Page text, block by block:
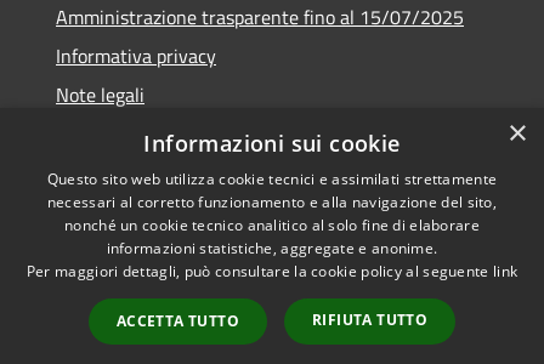
Amministrazione trasparente fino al 15/07/2025
Informativa privacy
Note legali
Dichiarazione di accessibilità
Accessibilità
Copyright © 2026 • Comune di
Bellusco • Powered by
Municipium•
Accesso
redazione
×
Informazioni sui cookie
Questo sito web utilizza cookie tecnici e assimilati strettamente
necessari al corretto funzionamento e alla navigazione del sito,
nonché un cookie tecnico analitico al solo fine di elaborare
informazioni statistiche, aggregate e anonime.
Per maggiori dettagli, può consultare la cookie policy al seguente link
ACCETTA TUTTO RIFIUTA TUTTO